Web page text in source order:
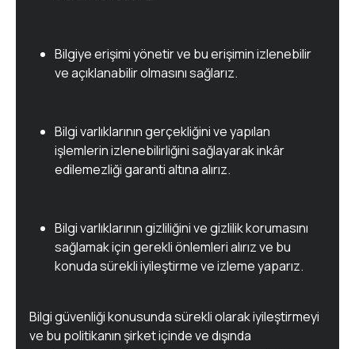
Bilgiye erişimi yönetir ve bu erişimin izlenebilir
ve açıklanabilir olmasını sağlarız.
Bilgi varlıklarının gerçekliğini ve yapılan
işlemlerin izlenebilirliğini sağlayarak inkâr
edilemezliği garanti altına alırız.
Bilgi varlıklarının gizliliğini ve gizlilik korumasını
sağlamak için gerekli önlemleri alırız ve bu
konuda sürekli iyileştirme ve izleme yaparız.
Bilgi güvenliği konusunda sürekli olarak iyileştirmeyi
ve bu politikanın şirket içinde ve dışında